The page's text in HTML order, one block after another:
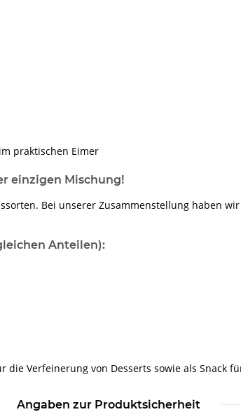
praktischen Eimer
einzigen Mischung!
Bei unserer Zusammenstellung haben
Anteilen):
Verfeinerung von Desserts sowie als Snack
Angaben zur Produktsicherheit